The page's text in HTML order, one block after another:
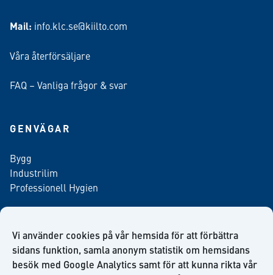
Vi använder cookies på vår hemsida för att förbättra
sidans funktion, samla anonym statistik om hemsidans
besök med Google Analytics samt för att kunna rikta vår
Mail: info.klc.se@kiilto.com
Våra återförsäljare
FAQ – Vanliga frågor & svar
GENVÄGAR
Bygg
Industrilim
Professionell Hygien
Anmäl dig till vårt nyhetsbrev